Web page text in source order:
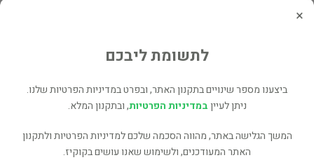
×
לתשומת ליבכם
ביצענו מספר שינויים בתקנון האתר, ובפרט במדיניות הפרטיות שלנו.
ניתן לעייןבמדיניות הפרטיות, ובתקנון המלא.
המשך הגלישה באתר, מהווה הסכמה שלכם למדיניות הפרטיות ולתקנון
האתר המעודכנים, ולשימוש שאנו עושים בקוקיז.